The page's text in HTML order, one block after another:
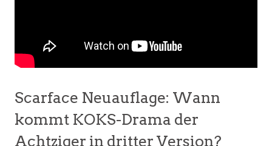
Scarface Neuauflage: Wann
kommt KOKS-Drama der
Achtziger in dritter Version?